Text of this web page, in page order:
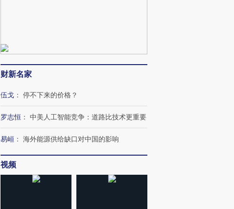
财新名家
伍戈 ： 停不下来的价格？
罗志恒 ： 中美人工智能竞争：道路比技术更重要
易峘 ： 海外能源供给缺口对中国的影响
视频